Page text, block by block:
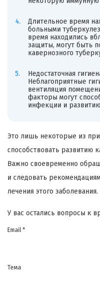
Длительное время
больными
время находились
защиты, могут быть
кавернозного
Недостаточная
Неблагоприятные
вентиляция
факторы могут
инфекции и
Это лишь некоторые из
способствовать развитию
Важно своевременно
и следовать
лечения этого заболевания.
У вас остались вопросы к
Email *
Тема